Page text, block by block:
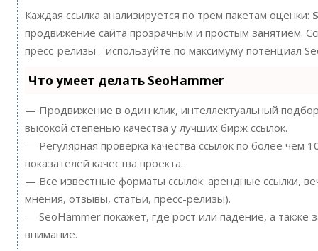
Каждая ссылка анализируется по трем пакетам оценки:
продвижение сайта прозрачным и простым занятием.
пресс-релизы - используйте по максимуму потенциал
Что умеет делать SeoHammer
— Продвижение в один клик, интеллектуальный
высокой степенью качества у лучших бирж ссылок.
— Регулярная проверка качества ссылок по более чем
показателей качества проекта.
— Все известные форматы ссылок: арендные ссылки,
мнения, отзывы, статьи, пресс-релизы).
— SeoHammer покажет, где рост или падение, а также
внимание.